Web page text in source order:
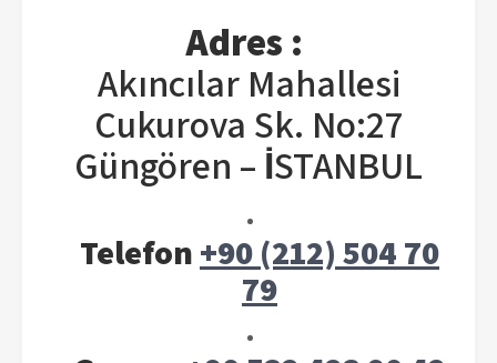
Adres :
Akıncılar Mahallesi
Çukurova Sk. No:27
Güngören – İSTANBUL
Telefon +90 (212) 504 70
79